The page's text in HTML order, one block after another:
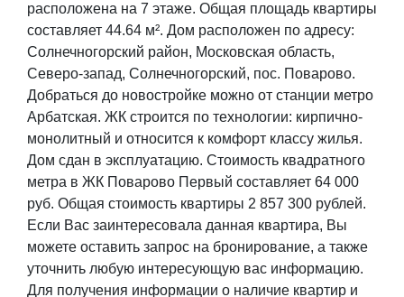
расположена на 7 этаже. Общая площадь квартиры
составляет 44.64 м². Дом расположен по адресу:
Солнечногорский район, Московская область,
Северо-запад, Солнечногорский, пос. Поварово.
Добраться до новостройке можно от станции метро
Арбатская. ЖК строится по технологии: кирпично-
монолитный и относится к комфорт классу жилья.
Дом сдан в эксплуатацию. Стоимость квадратного
метра в ЖК Поварово Первый составляет 64 000
руб. Общая стоимость квартиры 2 857 300 рублей.
Если Вас заинтересовала данная квартира, Вы
можете оставить запрос на бронирование, а также
уточнить любую интересующую вас информацию.
Для получения информации о наличие квартир и